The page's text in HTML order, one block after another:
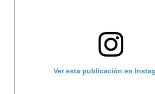
Ver esta publicación en